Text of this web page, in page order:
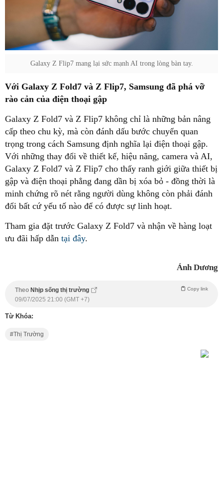
Galaxy Z Flip7 mang lại sức mạnh AI trong lòng bàn tay.
Với Galaxy Z Fold7 và Z Flip7, Samsung đã phá vỡ
rào cản của điện thoại gập
Galaxy Z Fold7 và Z Flip7 không chỉ là những bản nâng
cấp theo chu kỳ, mà còn đánh dấu bước chuyển quan
trọng trong cách Samsung định nghĩa lại điện thoại gập.
Với những thay đổi về thiết kế, hiệu năng, camera và AI,
Galaxy Z Fold7 và Z Flip7 cho thấy ranh giới giữa thiết bị
gập và điện thoại phẳng đang dần bị xóa bỏ - đồng thời là
minh chứng rõ nét rằng người dùng không còn phải đánh
đổi bất cứ yếu tố nào để có được sự linh hoạt.
Tham gia đặt trước Galaxy Z Fold7 và nhận về hàng loạt
ưu đãi hấp dẫn tại đây.
Ánh Dương
Theo Nhịp sống thị trường Copy link
09/07/2025 21:00 (GMT +7)
Từ Khóa:
Thị Trường